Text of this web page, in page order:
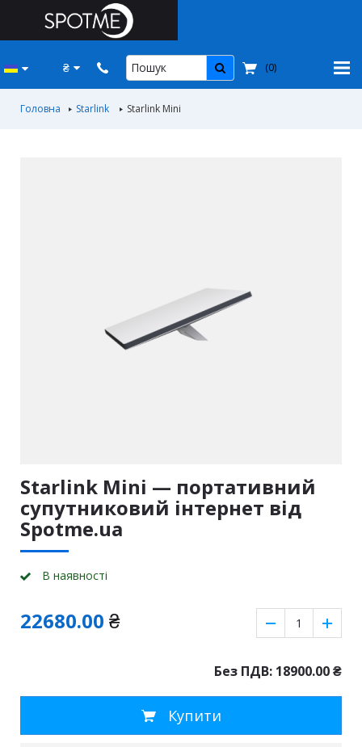
₴ (0)
Головна Starlink Starlink Мini
Starlink Mini — портативний
супутниковий інтернет від
Spotme.ua
В наявності
22680.00 ₴
Без ПДВ: 18900.00₴
Купити